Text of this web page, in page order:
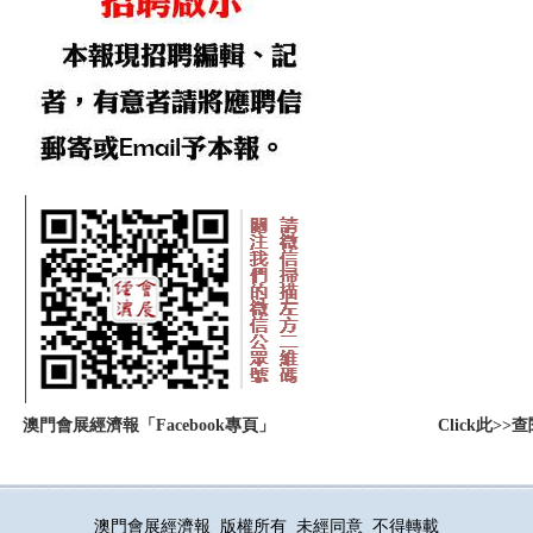
澳門會展經濟報「Facebook專頁」 Click此>>查
澳門會展經濟報 版權所有 未經同意 不得轉載